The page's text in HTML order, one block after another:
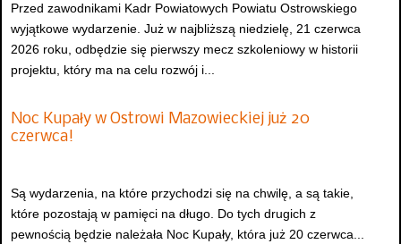
Przed zawodnikami Kadr Powiatowych Powiatu Ostrowskiego
wyjątkowe wydarzenie. Już w najbliższą niedzielę, 21 czerwca
2026 roku, odbędzie się pierwszy mecz szkoleniowy w historii
projektu, który ma na celu rozwój i...
Noc Kupały w Ostrowi Mazowieckiej już 20
czerwca!
Są wydarzenia, na które przychodzi się na chwilę, a są takie,
które pozostają w pamięci na długo. Do tych drugich z
pewnością będzie należała Noc Kupały, która już 20 czerwca...